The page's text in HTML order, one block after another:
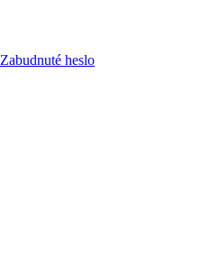
Zabudnuté heslo